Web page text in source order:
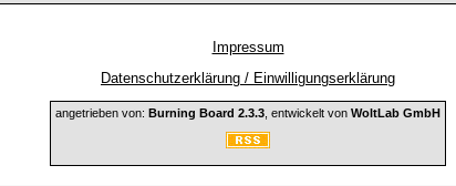
Impressum
Datenschutzerklärung / Einwilligungserklärung
angetrieben von: Burning Board 2.3.3 , entwickelt von WoltLab GmbH